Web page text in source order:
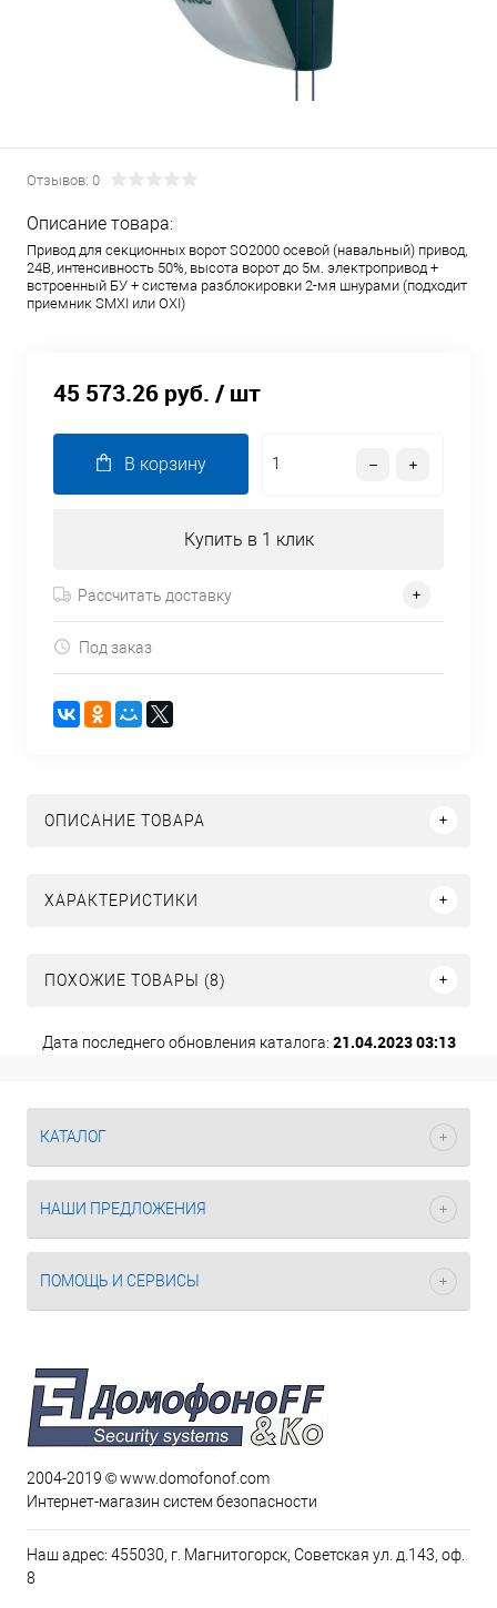
Отзывов: 0
Описание товара:
Привод для секционных ворот SO2000 осевой (навальный) привод,
24В, интенсивность 50%, высота ворот до 5м. электропривод +
встроенный БУ + система разблокировки 2-мя шнурами (подходит
приемник SMXI или OXI)
45 573.26 руб. / шт
В корзину
Купить в 1 клик
Рассчитать доставку
Под заказ
ОПИСАНИЕ ТОВАРА
ХАРАКТЕРИСТИКИ
ПОХОЖИЕ ТОВАРЫ (8)
Дата последнего обновления каталога: 21.04.2023 03:13
КАТАЛОГ
НАШИ ПРЕДЛОЖЕНИЯ
ПОМОЩЬ И СЕРВИСЫ
2004-2019 © www.domofonof.com
Интернет-магазин систем безопасности
Наш адрес: 455030, г. Магнитогорск, Советская ул. д.143, оф.
8